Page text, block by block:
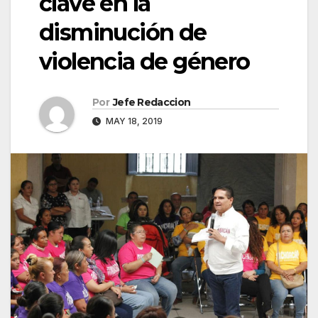
disminución de
violencia de género
Por Jefe Redaccion
MAY 18, 2019